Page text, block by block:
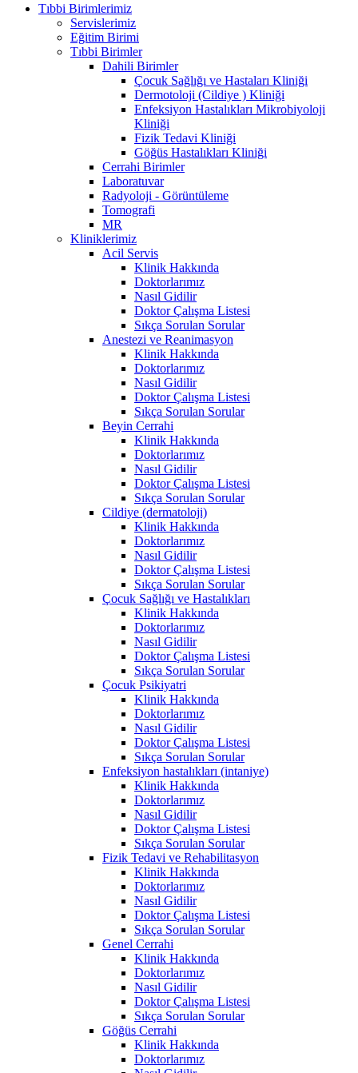
Tıbbi Birimlerimiz
Servislerimiz
Eğitim Birimi
Tıbbi Birimler
Dahili Birimler
Çocuk Sağlığı ve Hastaları Kliniği
Dermotoloji (Cildiye ) Kliniği
Enfeksiyon Hastalıkları Mikrobiyoloji
Kliniği
Fizik Tedavi Kliniği
Göğüs Hastalıkları Kliniği
Cerrahi Birimler
Laboratuvar
Radyoloji - Görüntüleme
Tomografi
MR
Kliniklerimiz
Acil Servis
Klinik Hakkında
Doktorlarımız
Nasıl Gidilir
Doktor Çalışma Listesi
Sıkça Sorulan Sorular
Anestezi ve Reanimasyon
Klinik Hakkında
Doktorlarımız
Nasıl Gidilir
Doktor Çalışma Listesi
Sıkça Sorulan Sorular
Beyin Cerrahi
Klinik Hakkında
Doktorlarımız
Nasıl Gidilir
Doktor Çalışma Listesi
Sıkça Sorulan Sorular
Cildiye (dermatoloji)
Klinik Hakkında
Doktorlarımız
Nasıl Gidilir
Doktor Çalışma Listesi
Sıkça Sorulan Sorular
Çocuk Sağlığı ve Hastalıkları
Klinik Hakkında
Doktorlarımız
Nasıl Gidilir
Doktor Çalışma Listesi
Sıkça Sorulan Sorular
Çocuk Psikiyatri
Klinik Hakkında
Doktorlarımız
Nasıl Gidilir
Doktor Çalışma Listesi
Sıkça Sorulan Sorular
Enfeksiyon hastalıkları (intaniye)
Klinik Hakkında
Doktorlarımız
Nasıl Gidilir
Doktor Çalışma Listesi
Sıkça Sorulan Sorular
Fizik Tedavi ve Rehabilitasyon
Klinik Hakkında
Doktorlarımız
Nasıl Gidilir
Doktor Çalışma Listesi
Sıkça Sorulan Sorular
Genel Cerrahi
Klinik Hakkında
Doktorlarımız
Nasıl Gidilir
Doktor Çalışma Listesi
Sıkça Sorulan Sorular
Göğüs Cerrahi
Klinik Hakkında
Doktorlarımız